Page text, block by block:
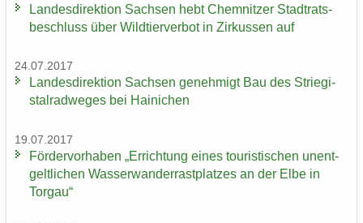
Lan­des­di­rek­ti­on Sach­sen hebt Chem­nit­zer Stadt­rats­
be­schluss über Wild­tier­ver­bot in Zir­kus­sen auf
24.07.2017
Lan­des­di­rek­ti­on Sach­sen ge­neh­migt Bau des Strie­gi­
st­al­rad­we­ges bei Hai­ni­chen
19.07.2017
För­der­vor­ha­ben „Er­rich­tung eines tou­ris­ti­schen un­ent­
gelt­li­chen Was­ser­wan­der­rast­plat­zes an der Elbe in
Tor­gau“